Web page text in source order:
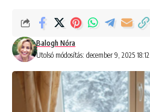
Utolsó módosítás: december 9, 2025 18:12
Balogh Nóra